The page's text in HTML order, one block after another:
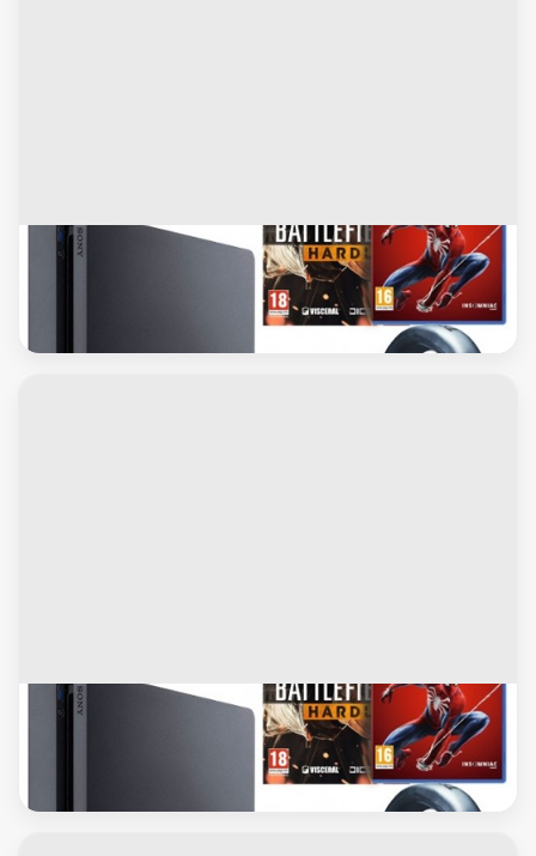
Xbox
يوجد لدينا جميع مستلزمات والاشرطه بلاستيشن
سى دى واكسسوارات العاب
جميع مستلزمات والاشرطه بلاستيشن